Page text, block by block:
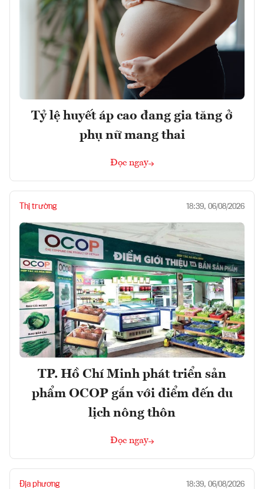
Tỷ lệ huyết áp cao đang gia tăng ở
phụ nữ mang thai
Đọc ngay
Thị trường 18:39, 06/08/2026
TP. Hồ Chí Minh phát triển sản
phẩm OCOP gắn với điểm đến du
lịch nông thôn
Đọc ngay
Địa phương 18:39, 06/08/2026